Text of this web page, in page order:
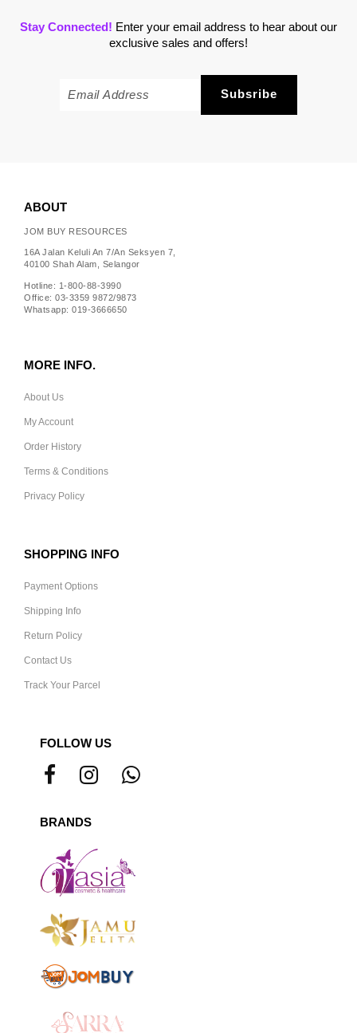
Stay Connected! Enter your email address to hear about our
exclusive sales and offers!
ABOUT
JOM BUY RESOURCES
16A Jalan Keluli An 7/An Seksyen 7,
40100 Shah Alam, Selangor
Hotline: 1-800-88-3990
Office: 03-3359 9872/9873
Whatsapp: 019-3666650
MORE INFO.
About Us
My Account
Order History
Terms & Conditions
Privacy Policy
SHOPPING INFO
Payment Options
Shipping Info
Return Policy
Contact Us
Track Your Parcel
FOLLOW US
BRANDS